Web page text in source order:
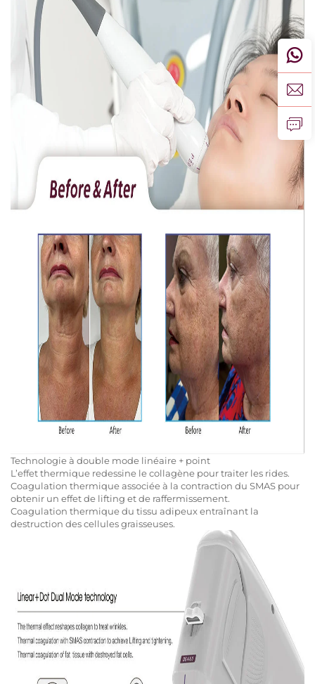
Technologie à double mode linéaire + point
L’effet thermique redessine le collagène pour traiter les rides.
Coagulation thermique associée à la contraction du SMAS pour
obtenir un effet de lifting et de raffermissement.
Coagulation thermique du tissu adipeux entraînant la
destruction des cellules graisseuses.